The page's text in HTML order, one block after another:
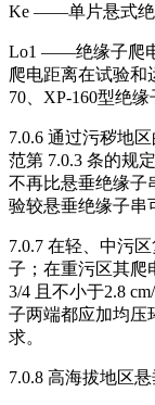
Ke ——单片悬式绝
Lo1 ——绝缘子爬
爬电距离在试验和
70、XP-160型绝缘
7.0.6 通过污秽地
范第 7.0.3 条的规
不再比悬垂绝缘子
验较悬垂绝缘子串
7.0.7 在轻、中污
子；在重污区其爬
3/4 且不小于2.8
子两端都应加均压
求。
7.0.8 高海拔地区